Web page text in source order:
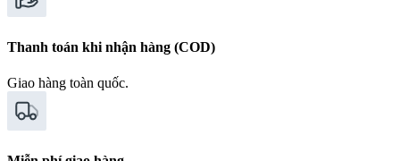
Thanh toán khi nhận hàng (COD)
Giao hàng toàn quốc.